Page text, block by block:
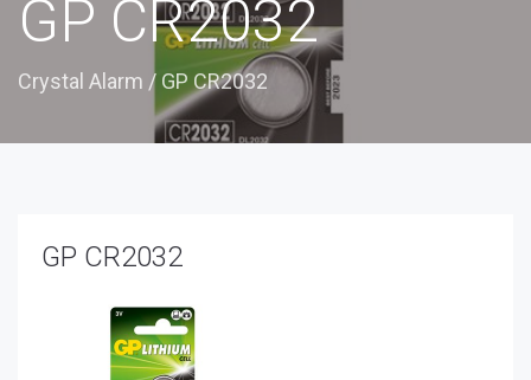
GP CR2032
Crystal Alarm / GP CR2032
GP CR2032